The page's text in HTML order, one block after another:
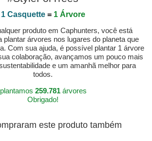
1 Casquette= 1 Árvore
produto em Caphunters, você está
plantar árvores nos lugares do planeta que
Com sua ajuda, é possível plantar 1 árvore
colaboração, avançamos um pouco mais
e um amanhã melhor para
todos.
259.781árvores
Obrigado!
este produto também